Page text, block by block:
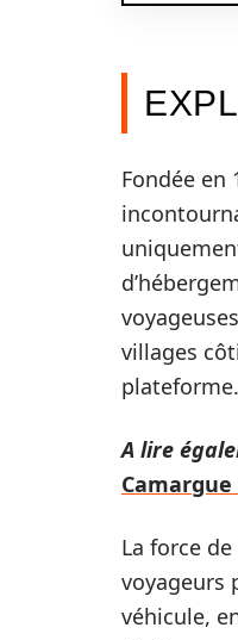
Fondée en
villages
plateforme.
A lire
Camargue
La force
voyageurs
véhicule,